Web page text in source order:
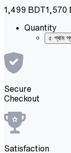
1,499 BDT1,570
Quantity
৫ গ্ৰাম
Secure
Checkout
Satisfaction